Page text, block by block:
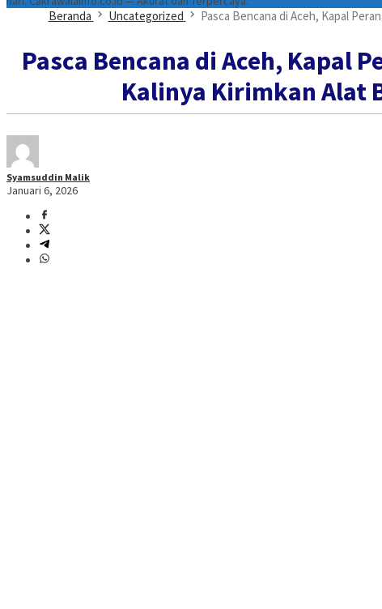
Beranda Uncategorized Pasca Bencana di Aceh, Kapal
Pasca Bencana di Aceh, Kapal
Kalinya Kirimkan Alat
Syamsuddin Malik
Januari 6, 2026